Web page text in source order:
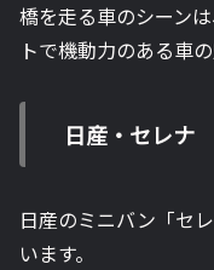
橋を走る車のシーン
トで機動力のある車
日産・セレナ
日産のミニバン「セ
います。